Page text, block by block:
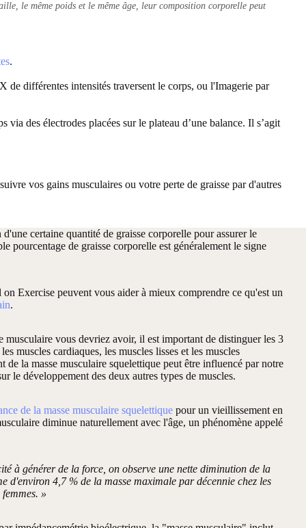
le même poids et le même âge, leur composition corporelle peut
.
différentes intensités traversent le corps, ou l'Imagerie par
des électrodes placées sur le plateau d’une balance. Il s’agit
vos gains musculaires ou votre perte de graisse par d'autres
certaine quantité de graisse corporelle pour assurer le
pourcentage de graisse corporelle est généralement le signe
Exercise peuvent vous aider à mieux comprendre ce qu'est un
.
musculaire vous devriez avoir, il est important de distinguer les 3
muscles cardiaques, les muscles lisses et les muscles
de la masse musculaire squelettique peut être influencé par notre
le développement des deux autres types de muscles.
de la masse musculaire squelettique pour un vieillissement en
diminue naturellement avec l'âge, un phénomène appelé
à générer de la force, on observe une nette diminution de la
d'environ 4,7 % de la masse maximale par décennie chez les
»